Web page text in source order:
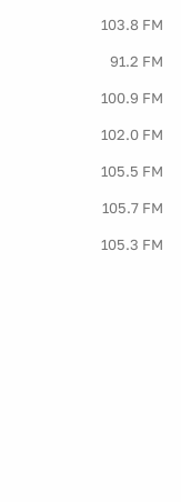
103.8 FM
91.2 FM
100.9 FM
102.0 FM
105.5 FM
105.7 FM
105.3 FM